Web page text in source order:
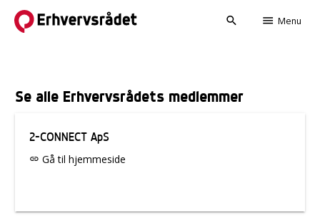
search menu Menu
Se alle Erhvervsrådets medlemmer
2-CONNECT ApS
link Gå til hjemmeside